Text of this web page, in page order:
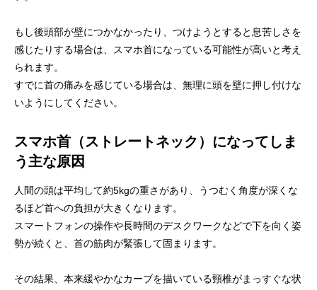
もし後頭部が壁につかなかったり、つけようとすると息苦しさを
感じたりする場合は、スマホ首になっている可能性が高いと考え
られます。
すでに首の痛みを感じている場合は、無理に頭を壁に押し付けな
いようにしてください。
スマホ首（ストレートネック）になってしま
う主な原因
人間の頭は平均して約5kgの重さがあり、うつむく角度が深くな
るほど首への負担が大きくなります。
スマートフォンの操作や長時間のデスクワークなどで下を向く姿
勢が続くと、首の筋肉が緊張して固まります。
その結果、本来緩やかなカーブを描いている頸椎がまっすぐな状